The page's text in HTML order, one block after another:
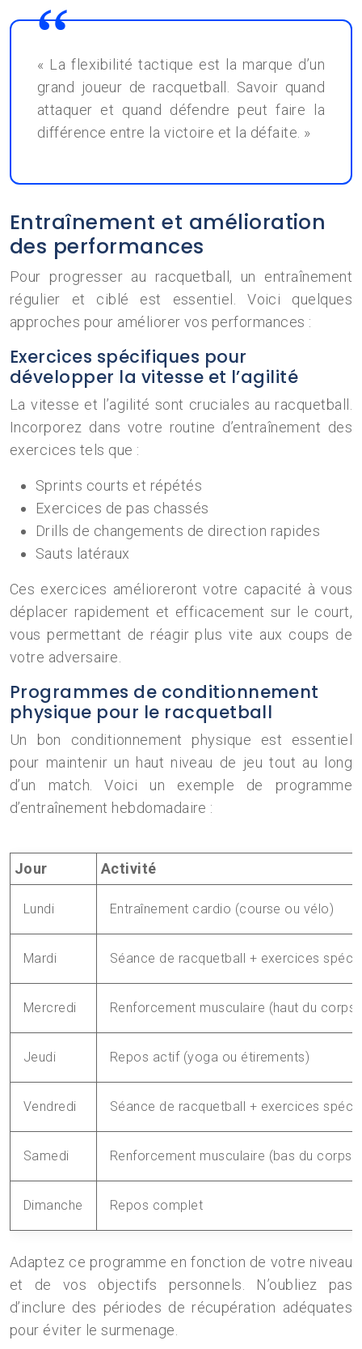
« La flexibilité tactique est la marque d’un
grand joueur de racquetball. Savoir quand
attaquer et quand défendre peut faire la
différence entre la victoire et la défaite. »
Entraînement et amélioration
des performances
Pour progresser au racquetball, un entraînement
régulier et ciblé est essentiel. Voici quelques
approches pour améliorer vos performances :
Exercices spécifiques pour
développer la vitesse et l’agilité
La vitesse et l’agilité sont cruciales au racquetball.
Incorporez dans votre routine d’entraînement des
exercices tels que :
Sprints courts et répétés
Exercices de pas chassés
Drills de changements de direction rapides
Sauts latéraux
Ces exercices amélioreront votre capacité à vous
déplacer rapidement et efficacement sur le court,
vous permettant de réagir plus vite aux coups de
votre adversaire.
Programmes de conditionnement
physique pour le racquetball
Un bon conditionnement physique est essentiel
pour maintenir un haut niveau de jeu tout au long
d’un match. Voici un exemple de programme
d’entraînement hebdomadaire :
Jour Activité
Lundi Entraînement cardio (course ou vélo)
Mardi Séance de racquetball + exercices
Mercredi Renforcement musculaire (haut du corps)
Jeudi Repos actif (yoga ou étirements)
Vendredi Séance de racquetball + exercices
Samedi Renforcement musculaire (bas du corps)
Dimanche Repos complet
Adaptez ce programme en fonction de votre niveau
et de vos objectifs personnels. N’oubliez pas
d’inclure des périodes de récupération adéquates
pour éviter le surmenage.